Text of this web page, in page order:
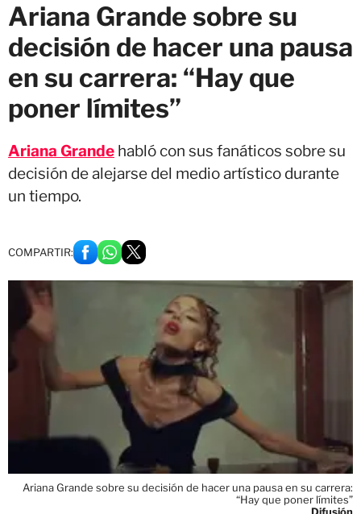
Ariana Grande sobre su
decisión de hacer una pausa
en su carrera: “Hay que
poner límites”
Ariana Grande habló con sus fanáticos sobre su
decisión de alejarse del medio artístico durante
un tiempo.
Ariana Grande sobre su decisión de hacer una pausa en su carrera:
“Hay que poner límites”
Difusión